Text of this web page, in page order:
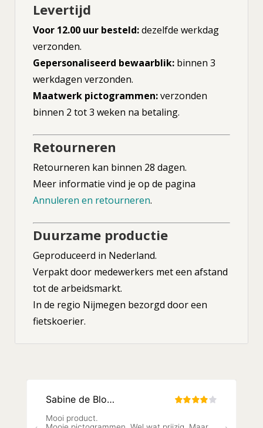
Levertijd
Voor 12.00 uur besteld:dezelfde werkdag
verzonden.
Gepersonaliseerd bewaarblik: binnen 3
werkdagen verzonden.
Maatwerk pictogrammen:verzonden
binnen 2 tot 3 weken na betaling.
Retourneren
Retourneren kan binnen 28 dagen.
Meer informatie vind je op de pagina
Annuleren en retourneren.
Duurzame productie
Geproduceerd in Nederland.
Verpakt door medewerkers met een afstand
tot de arbeidsmarkt.
In de regio Nijmegen bezorgd door een
fietskoerier.